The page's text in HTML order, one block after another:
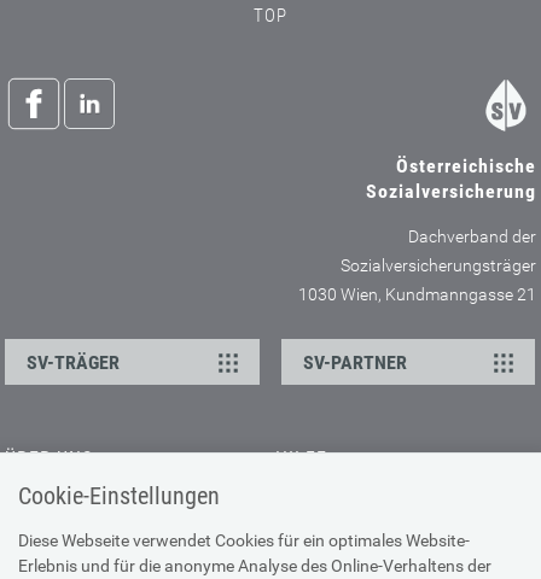
Cookie-Einstellungen
Diese Webseite verwendet Cookies für ein optimales Website-
Erlebnis und für die anonyme Analyse des Online-Verhaltens der
TOP
Österreichische
Sozialversicherung
Dachverband der
Sozialversicherungsträger
1030 Wien, Kundmanngasse 21
SV-TRÄGER SV-PARTNER
ÜBER UNS
Kontakt
Offene Stellen
Presse
HILFE
Browser-Info & Sicherheit
Hilfe zur Suche